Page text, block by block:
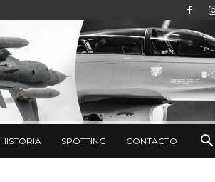
HISTORIA SPOTTING CONTACTO